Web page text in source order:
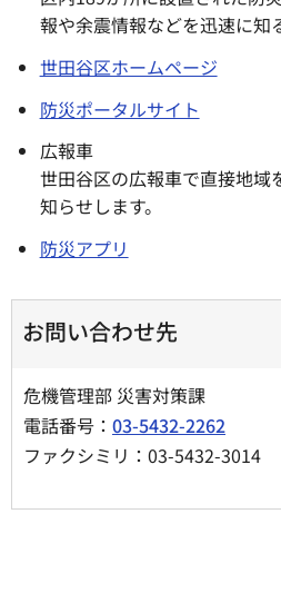
報や余震情報などを迅速に知
世田谷区ホームページ
防災ポータルサイト
広報車
世田谷区の広報車で直接地域
知らせします。
防災アプリ
お問い合わせ先
危機管理部 災害対策課
電話番号： 03-5432-2262
ファクシミリ：03-5432-3014